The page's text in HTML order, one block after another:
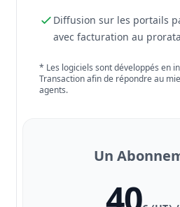
Diffusion sur les portails
avec facturation au prorata
* Les logiciels sont développés en
Transaction afin de répondre au
agents.
Un